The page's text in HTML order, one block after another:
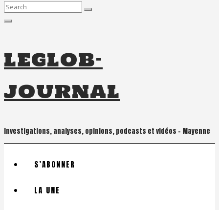
Search
leglob-
journal
Investigations, analyses, opinions, podcasts et vidéos – Mayenne
S’ABONNER
LA UNE